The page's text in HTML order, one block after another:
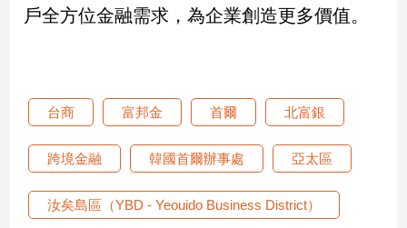
追
生
活
內
戶全方位金融需求，為企業創造更多價值。
台商 富邦金 首爾 北富銀
跨境金融 韓國首爾辦事處 亞太區
汝矣島區（YBD - Yeouido Business District）